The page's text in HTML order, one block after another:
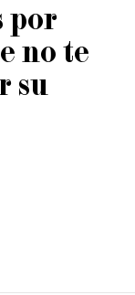
por
no te
su